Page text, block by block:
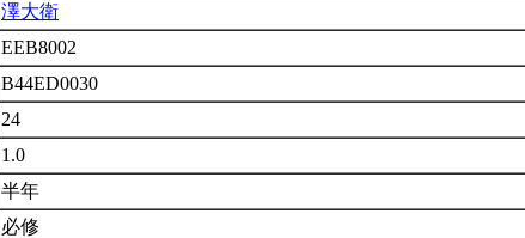
澤大衛
EEB8002
B44ED0030
24
1.0
半年
必修